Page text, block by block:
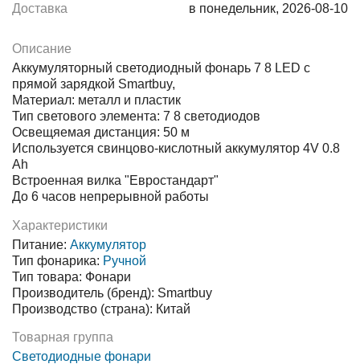
Доставка в понедельник, 2026-08-10
Описание
Аккумуляторный светодиодный фонарь 7 8 LED с
прямой зарядкой Smartbuy,
Материал: металл и пластик
Тип светового элемента: 7 8 светодиодов
Освещяемая дистанция: 50 м
Используется свинцово-кислотный аккумулятор 4V 0.8
Ah
Встроенная вилка "Евростандарт"
До 6 часов непрерывной работы
Характеристики
Питание: Аккумулятор
Тип фонарика: Ручной
Тип товара: Фонари
Производитель (бренд): Smartbuy
Производство (страна): Китай
Товарная группа
Светодиодные фонари